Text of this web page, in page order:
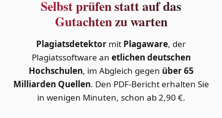
Selbst prüfen statt auf das
Gutachten zu warten
Plagiatsdetektor mit Plagaware, der
Plagiatssoftware an etlichen deutschen
Hochschulen, im Abgleich gegen über 65
Milliarden Quellen. Den PDF-Bericht erhalten Sie
in wenigen Minuten, schon ab 2,90 €.